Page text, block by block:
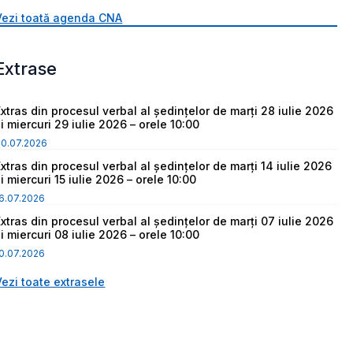
toată agenda CNA
din procesul verbal al ședințelor de marți 28 iulie 2026
miercuri 29 iulie 2026 – orele 10:00
din procesul verbal al ședințelor de marți 14 iulie 2026
miercuri 15 iulie 2026 – orele 10:00
din procesul verbal al ședințelor de marți 07 iulie 2026
miercuri 08 iulie 2026 – orele 10:00
toate extrasele